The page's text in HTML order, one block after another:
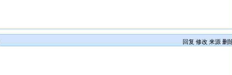
回复 修改 来源 删